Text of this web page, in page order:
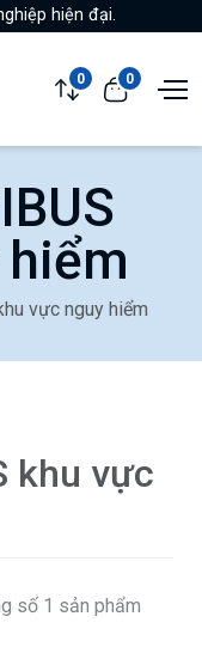
hiện đại.
0 0
vực nguy hiểm
khu vực
số 1 sản phẩm